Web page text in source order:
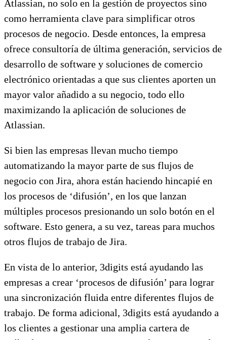
Atlassian, no solo en la gestión de proyectos sino
como herramienta clave para simplificar otros
procesos de negocio. Desde entonces, la empresa
ofrece consultoría de última generación, servicios de
desarrollo de software y soluciones de comercio
electrónico orientadas a que sus clientes aporten un
mayor valor añadido a su negocio, todo ello
maximizando la aplicación de soluciones de
Atlassian.
Si bien las empresas llevan mucho tiempo
automatizando la mayor parte de sus flujos de
negocio con Jira, ahora están haciendo hincapié en
los procesos de ‘difusión’, en los que lanzan
múltiples procesos presionando un solo botón en el
software. Esto genera, a su vez, tareas para muchos
otros flujos de trabajo de Jira.
En vista de lo anterior, 3digits está ayudando las
empresas a crear ‘procesos de difusión’ para lograr
una sincronización fluida entre diferentes flujos de
trabajo. De forma adicional, 3digits está ayudando a
los clientes a gestionar una amplia cartera de